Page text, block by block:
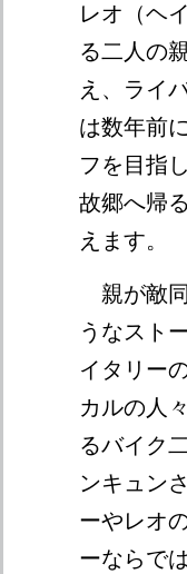
レオ（ヘ
る二人の
え、ライ
は数年前
フを目指
故郷へ帰
えます。
親が敵
うなスト
イタリー
カルの人
るバイク
ンキュン
ーやレオ
ーならで